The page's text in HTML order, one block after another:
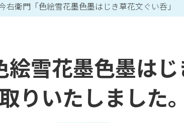
右衛門「色絵雪花墨色墨はじき草花文ぐい呑」
雪花墨色墨は
りいたしました。